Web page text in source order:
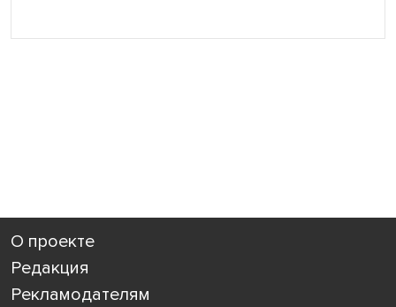
О проекте
Редакция
Рекламодателям